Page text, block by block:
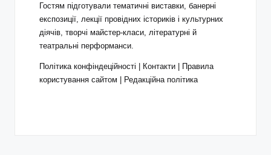
Гостям підготували тематичні виставки, банерні
експозиції, лекції провідних істориків і культурних
діячів, творчі майстер-класи, літературні й
театральні перформанси.
Політика конфіндеційності | Контакти | Правила
користування сайтом | Редакційна політика